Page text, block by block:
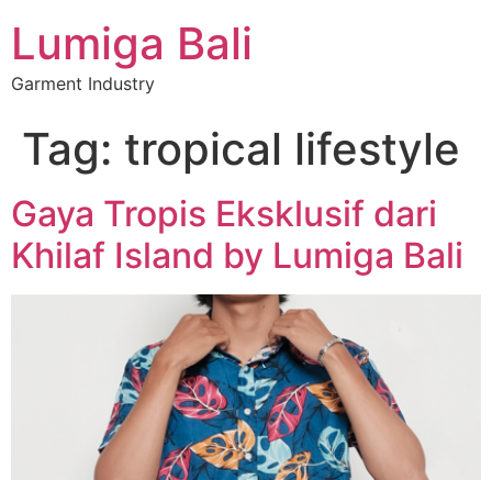
Lumiga Bali
Garment Industry
Tag: tropical lifestyle
Gaya Tropis Eksklusif dari
Khilaf Island by Lumiga Bali